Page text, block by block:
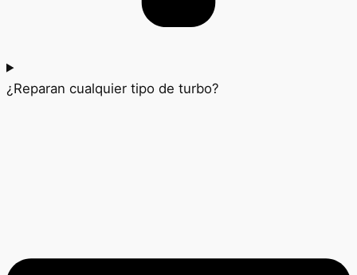
¿Reparan cualquier tipo de turbo?